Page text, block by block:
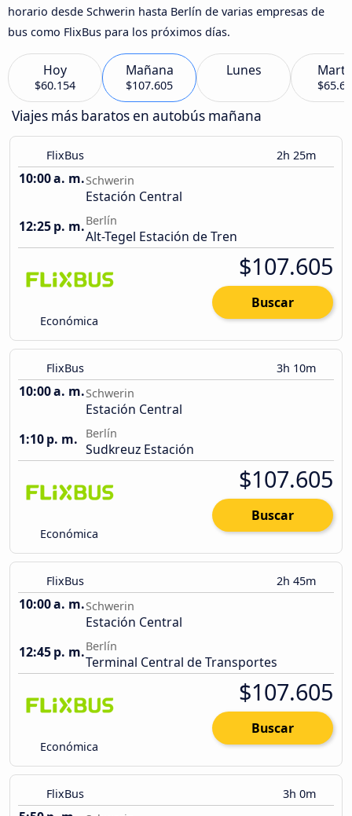
horario desde Schwerin hasta Berlín de varias empresas de
bus como FlixBus para los próximos días.
Hoy
$60.154
Mañana
$107.605
Lunes
Viajes más baratos en autobús mañana
FlixBus 2h 25m
10:00 a. m.Schwerin
Estación Central
12:25 p. m.Berlín
Alt-Tegel Estación de Tren
Económica
$107.605
Buscar
FlixBus 3h 10m
10:00 a. m.Schwerin
Estación Central
1:10 p. m.
Berlín
Sudkreuz Estación
Económica
$107.605
Buscar
FlixBus 2h 45m
10:00 a. m.Schwerin
Estación Central
12:45 p. m.Berlín
Terminal Central de Transportes
Económica
$107.605
Buscar
FlixBus 3h 0m